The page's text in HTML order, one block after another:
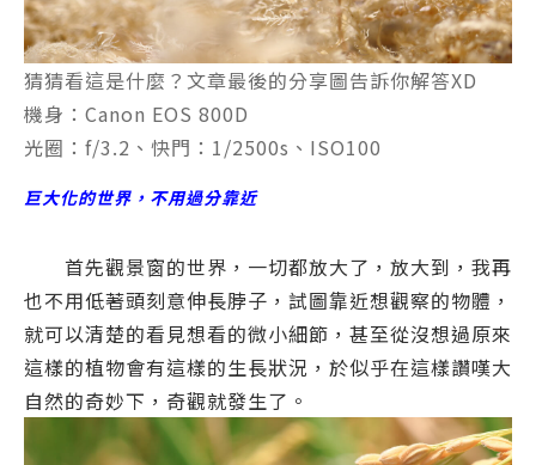
猜猜看這是什麼？文章最後的分享圖告訴你解答XD
機身：Canon EOS 800D
光圈：f/3.2、快門：1/2500s、ISO100
巨大化的世界，不用過分靠近
首先觀景窗的世界，一切都放大了，放大到，我再
也不用低著頭刻意伸長脖子，試圖靠近想觀察的物體，
就可以清楚的看見想看的微小細節，甚至從沒想過原來
這樣的植物會有這樣的生長狀況，於似乎在這樣讚嘆大
自然的奇妙下，奇觀就發生了。